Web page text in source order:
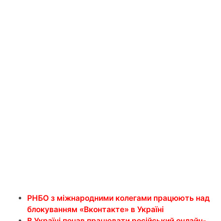
РНБО з міжнародними колегами працюють над
блокуванням «Вконтакте» в Україні